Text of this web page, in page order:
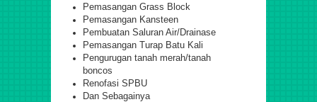
Pemasangan Grass Block
Pemasangan Kansteen
Pembuatan Saluran Air/Drainase
Pemasangan Turap Batu Kali
Pengurugan tanah merah/tanah
boncos
Renofasi SPBU
Dan Sebagainya